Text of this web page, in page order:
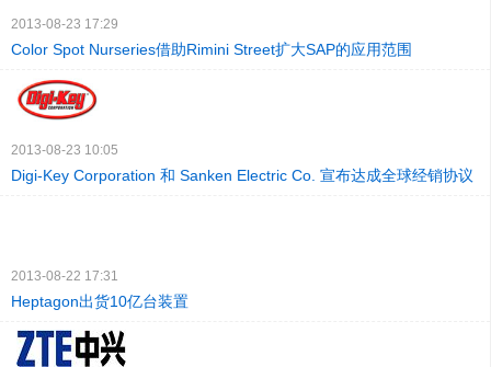
2013-08-23 17:29
Color Spot Nurseries借助Rimini Street扩大SAP的应用范围
2013-08-23 10:05
Digi-Key Corporation 和 Sanken Electric Co. 宣布达成全球经销协议
2013-08-22 17:31
Heptagon出货10亿台装置